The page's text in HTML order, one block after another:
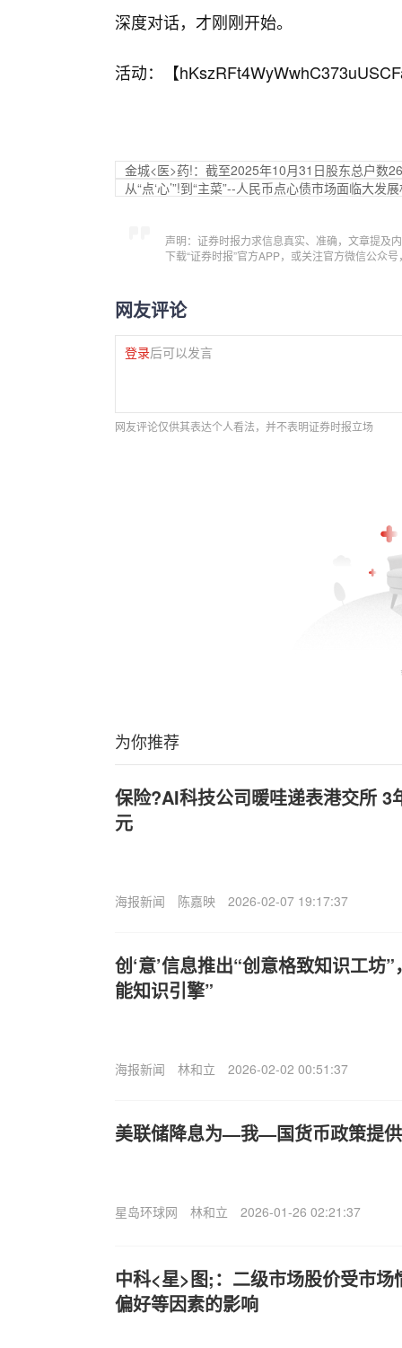
深度对话，才刚刚开始。
活动：【
金城<医>药!：截至2025年10月31日股东总户数
从“点‘心’”!到“主菜”--人民币点心债市场面临大发
声明：证券时报力求信息真实、准确，文章提及
下载“证券时报”官方APP，或关注官方微信公众
网友评论
登录后可以发言
网友评论仅供其表达个人看法，并不表明证券时报立场
为你推荐
保险?AI科技公司暖哇递表港交所 3
元
海报新闻 陈嘉映 2026-02-07 19:17:37
创‘意’信息推出“创意格致知识工坊
能知识引擎”
海报新闻 林和立 2026-02-02 00:51:37
美联储降息为—我—国货币政策提
星岛环球网 林和立 2026-01-26 02:21:37
中科<星>图;：二级市场股价受市
偏好等因素的影响